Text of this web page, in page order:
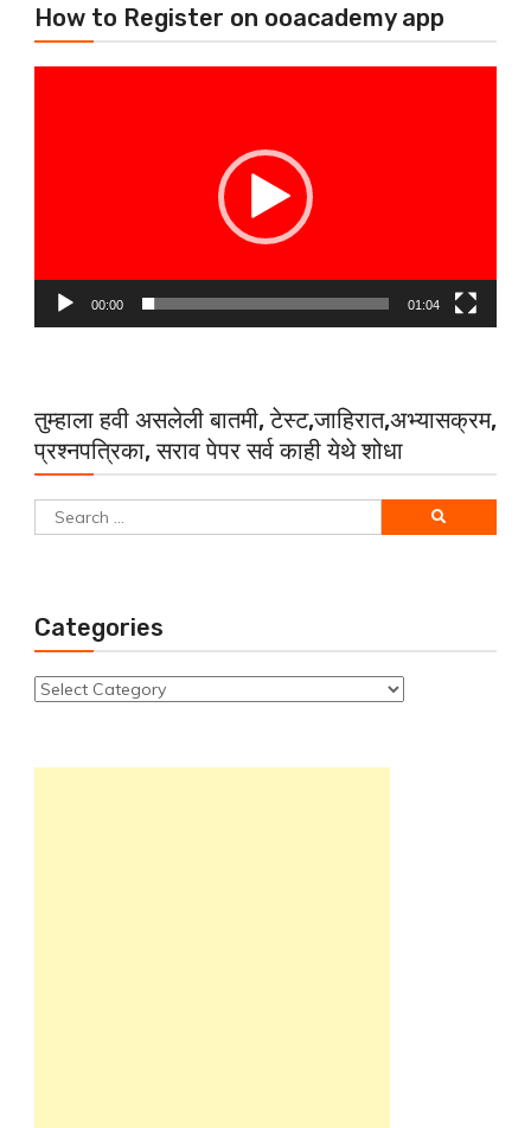
How to Register on ooacademy app
00:00 01:04
तुम्हाला हवी असलेली बातमी, टेस्ट,जाहिरात,अभ्यासक्रम,
प्रश्नपत्रिका, सराव पेपर सर्व काही येथे शोधा
Search
for:
Categories
Categories